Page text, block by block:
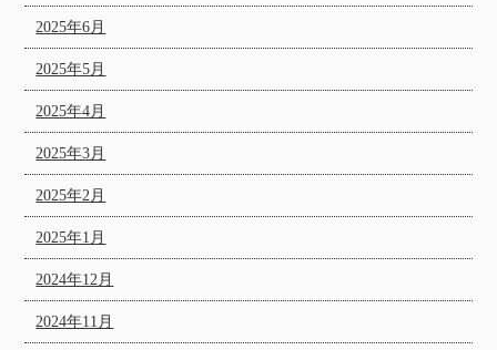
2025年6月
2025年5月
2025年4月
2025年3月
2025年2月
2025年1月
2024年12月
2024年11月